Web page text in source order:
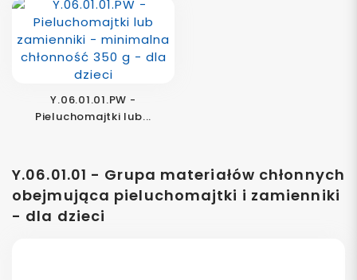
Y.06.01.01.PW -
Pieluchomajtki lub...
Y.06.01.01 - Grupa materiałów chłonnych
obejmująca pieluchomajtki i zamienniki
- dla dzieci